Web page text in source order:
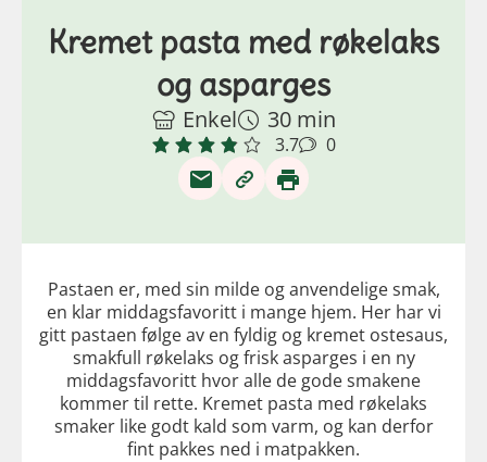
Kremet pasta med røkelaks
og asparges
Enkel 30 min
3.7 0
Pastaen er, med sin milde og anvendelige smak,
en klar middagsfavoritt i mange hjem. Her har vi
gitt pastaen følge av en fyldig og kremet ostesaus,
smakfull røkelaks og frisk asparges i en ny
middagsfavoritt hvor alle de gode smakene
kommer til rette. Kremet pasta med røkelaks
smaker like godt kald som varm, og kan derfor
fint pakkes ned i matpakken.